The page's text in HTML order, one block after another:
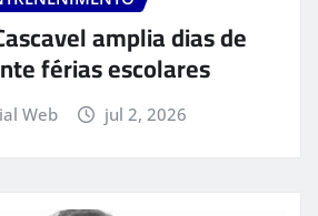
amplia dias de
férias escolares
Web jul 2, 2026